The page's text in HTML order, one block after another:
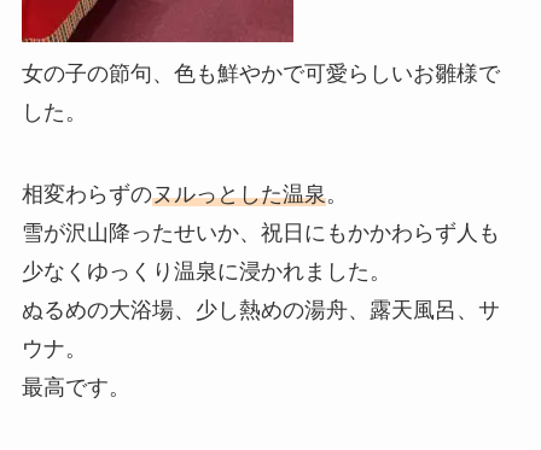
女の子の節句、色も鮮やかで可愛らしいお雛様で
した。
相変わらずのヌルっとした温泉。
雪が沢山降ったせいか、祝日にもかかわらず人も
少なくゆっくり温泉に浸かれました。
ぬるめの大浴場、少し熱めの湯舟、露天風呂、サ
ウナ。
最高です。